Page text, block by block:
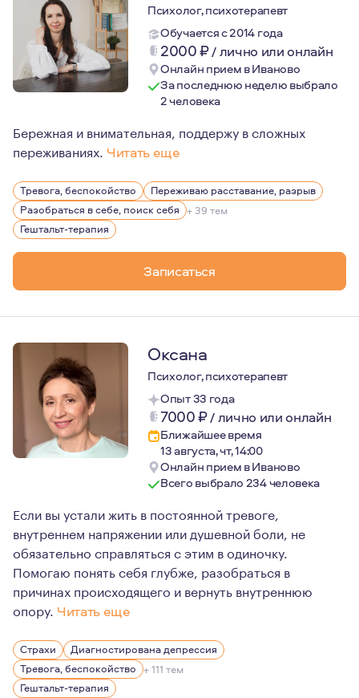
Психолог, психотерапевт
Обучается с 2014 года
2000₽/лично или онлайн
Онлайн прием в Иваново
За последнюю неделю выбрало
2 человека
Бережная и внимательная, поддержу в сложных
переживаниях. Читать еще
Мама подростка и второклассника, замужем уже 22
В психологию пришла тогда, когда у меня родился и
И… я обратилась за профессиональной помощью
Тревога, беспокойство
Переживаю расставание, разрыв
Разобраться в себе, поиск себя + 39 тем
Гештальт-терапия
Записаться
Оксана
Психолог, психотерапевт
Опыт 33 года
7000₽/лично или онлайн
Ближайшее время
13 августа, чт, 14:00
Онлайн прием в Иваново
Всего выбрало 234 человека
Если вы устали жить в постоянной тревоге,
внутреннем напряжении или душевной боли, не
обязательно справляться с этим в одиночку.
Помогаю понять себя глубже, разобраться в
причинах происходящего и вернуть внутреннюю
опору. Читать еще
Я не жду от человека, что он придёт на
Наверное, именно поэтому мои клиенты часто
Я искренне верю, что в каждом человеке гораздо
Страхи
Диагностирована депрессия
Тревога, беспокойство + 111 тем
Гештальт-терапия